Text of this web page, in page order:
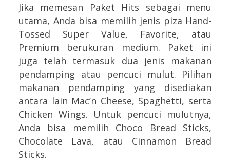
Jika memesan Paket Hits sebagai menu
utama, Anda bisa memilih jenis piza Hand-
Tossed Super Value, Favorite, atau
Premium berukuran medium. Paket ini
juga telah termasuk dua jenis makanan
pendamping atau pencuci mulut. Pilihan
makanan pendamping yang disediakan
antara lain Mac’n Cheese, Spaghetti, serta
Chicken Wings. Untuk pencuci mulutnya,
Anda bisa memilih Choco Bread Sticks,
Chocolate Lava, atau Cinnamon Bread
Sticks.